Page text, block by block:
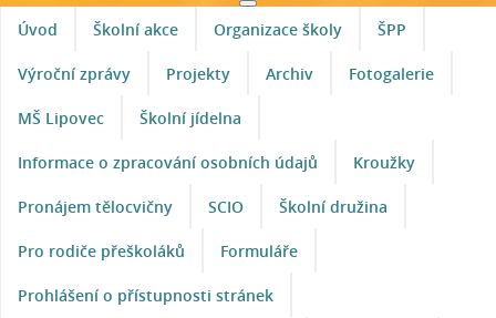
Úvod Školní akce Organizace školy ŠPP
Výroční zprávy Projekty Archiv Fotogalerie
MŠ Lipovec Školní jídelna
Informace o zpracování osobních údajů Kroužky
Pronájem tělocvičny SCIO Školní družina
Pro rodiče přeškoláků Formuláře
Prohlášení o přístupnosti stránek